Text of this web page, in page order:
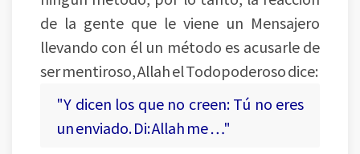
de la gente que le viene un Mensajero
llevando con él un método es acusarle de
ser mentiroso, Allah el Todopoderoso dice:
"Y dicen los que no creen: Tú no eres
un enviado. Di: Allah me …"